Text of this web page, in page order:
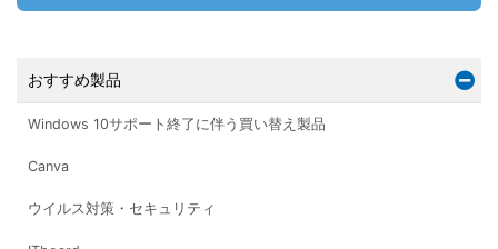
おすすめ製品
Windows 10サポート終了に伴う買い替え製品
Canva
ウイルス対策・セキュリティ